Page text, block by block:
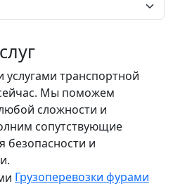
услугами транспортной
Мы поможем
сложности и
сопутствующие
безопасности и
Грузоперевозки фурами